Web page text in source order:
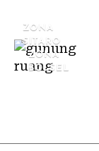
ZONA
SITARO
ZONA
BOLSEL